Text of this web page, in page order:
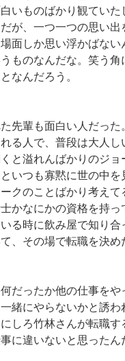
いものばかり観ていた
が、一つ一つの思い出
面しか思い浮かばな
ものなんだな。笑う
なんだろう。
先輩も面白い人だった
る人で、普段は大人し
と溢れんばかりのジョ
いつも寡黙に世の中
クのことばかり考え
かなにかの資格を持
る時に飲み屋で知り
、その場で転職を決め
だったか他の仕事をや
緒にやらないかと誘わ
しろ竹林さんが転職
に違いないと思ったん